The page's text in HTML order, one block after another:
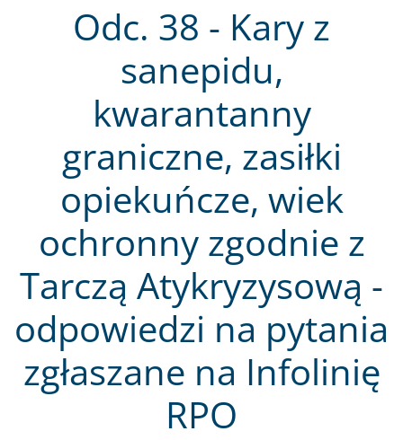
Odc. 38 - Kary z
sanepidu,
kwarantanny
graniczne, zasiłki
opiekuńcze, wiek
ochronny zgodnie z
Tarczą Atykryzysową -
odpowiedzi na pytania
zgłaszane na Infolinię
RPO